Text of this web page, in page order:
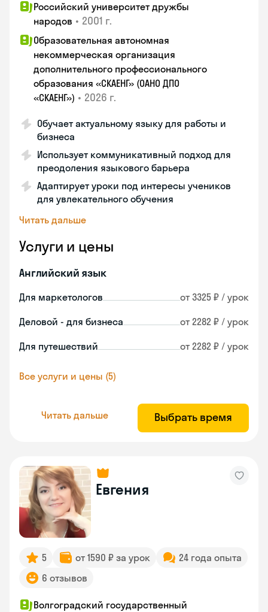
Российский университет дружбы
народов • 2001 г.
Образовательная автономная
некоммерческая организация
дополнительного профессионального
образования «СКАЕНГ» (ОАНО ДПО
«СКАЕНГ») • 2026 г.
Обучает актуальному языку для работы и
бизнеса
Использует коммуникативный подход для
преодоления языкового барьера
Адаптирует уроки под интересы учеников
для увлекательного обучения
Читать дальше
Услуги и цены
Английский язык
Для маркетологов от 3325 ₽ / урок
Деловой - для бизнеса от 2282 ₽ / урок
Для путешествий от 2282 ₽ / урок
Все услуги и цены (5)
Читать дальше Выбрать время
Евгения
5 от 1590 ₽ за урок
24 года опыта
6 отзывов
Волгоградский государственный